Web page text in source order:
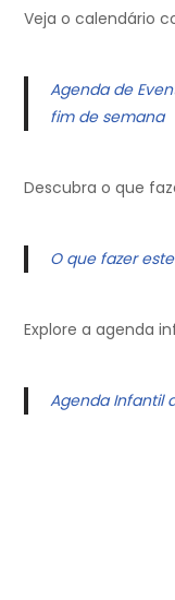
Veja o calendário
Agenda de
fim de semana
Descubra o que
O que fazer
Explore a agenda
Agenda Infantil